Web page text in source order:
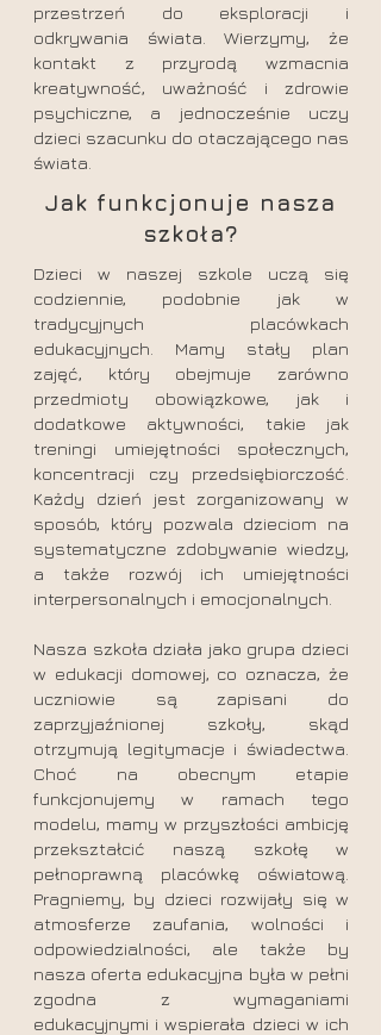
przestrzeń do eksploracji i
odkrywania świata. Wierzymy, że
kontakt z przyrodą wzmacnia
kreatywność, uważność i zdrowie
psychiczne, a jednocześnie uczy
dzieci szacunku do otaczającego nas
świata.
​​Jak funkcjonuje nasza
szkoła?
Dzieci w naszej szkole uczą się
codziennie, podobnie jak w
tradycyjnych placówkach
edukacyjnych. Mamy stały plan
zajęć, który obejmuje zarówno
przedmioty obowiązkowe, jak i
dodatkowe aktywności, takie jak
treningi umiejętności społecznych,
koncentracji czy przedsiębiorczość.
Każdy dzień jest zorganizowany w
sposób, który pozwala dzieciom na
systematyczne zdobywanie wiedzy,
a także rozwój ich umiejętności
interpersonalnych i emocjonalnych.
Nasza szkoła działa jako grupa dzieci
w edukacji domowej, co oznacza, że
uczniowie są zapisani do
zaprzyjaźnionej szkoły, skąd
otrzymują legitymacje i świadectwa.
Choć na obecnym etapie
funkcjonujemy w ramach tego
modelu, mamy w przyszłości ambicję
przekształcić naszą szkołę w
pełnoprawną placówkę oświatową.
Pragniemy, by dzieci rozwijały się w
atmosferze zaufania, wolności i
odpowiedzialności, ale także by
nasza oferta edukacyjna była w pełni
zgodna z wymaganiami
edukacyjnymi i wspierała dzieci w ich